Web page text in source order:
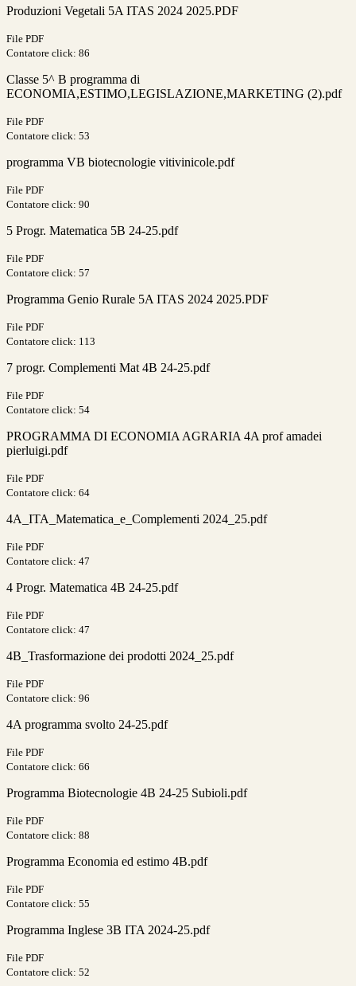
Produzioni Vegetali 5A ITAS 2024 2025.PDF
File PDF
Contatore click: 86
Classe 5^ B programma di
ECONOMIA,ESTIMO,LEGISLAZIONE,MARKETING (2).pdf
File PDF
Contatore click: 53
programma VB biotecnologie vitivinicole.pdf
File PDF
Contatore click: 90
5 Progr. Matematica 5B 24-25.pdf
File PDF
Contatore click: 57
Programma Genio Rurale 5A ITAS 2024 2025.PDF
File PDF
Contatore click: 113
7 progr. Complementi Mat 4B 24-25.pdf
File PDF
Contatore click: 54
PROGRAMMA DI ECONOMIA AGRARIA 4A prof amadei
pierluigi.pdf
File PDF
Contatore click: 64
4A_ITA_Matematica_e_Complementi 2024_25.pdf
File PDF
Contatore click: 47
4 Progr. Matematica 4B 24-25.pdf
File PDF
Contatore click: 47
4B_Trasformazione dei prodotti 2024_25.pdf
File PDF
Contatore click: 96
4A programma svolto 24-25.pdf
File PDF
Contatore click: 66
Programma Biotecnologie 4B 24-25 Subioli.pdf
File PDF
Contatore click: 88
Programma Economia ed estimo 4B.pdf
File PDF
Contatore click: 55
Programma Inglese 3B ITA 2024-25.pdf
File PDF
Contatore click: 52